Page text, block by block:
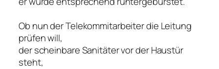
Ob nun der Telekommitarbeiter die Leitung
prüfen will,
der scheinbare Sanitäter vor der Haustür
steht,